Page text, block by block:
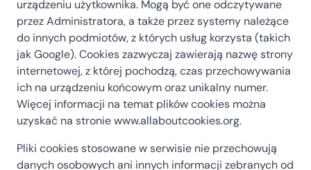
urządzeniu użytkownika. Mogą być one odczytywane
przez Administratora, a także przez systemy należące
do innych podmiotów, z których usług korzysta (takich
jak Google). Cookies zazwyczaj zawierają nazwę strony
internetowej, z której pochodzą, czas przechowywania
ich na urządzeniu końcowym oraz unikalny numer.
Więcej informacji na temat plików cookies można
uzyskać na stronie www.allaboutcookies.org.
Pliki cookies stosowane w serwisie nie przechowują
danych osobowych ani innych informacji zebranych od